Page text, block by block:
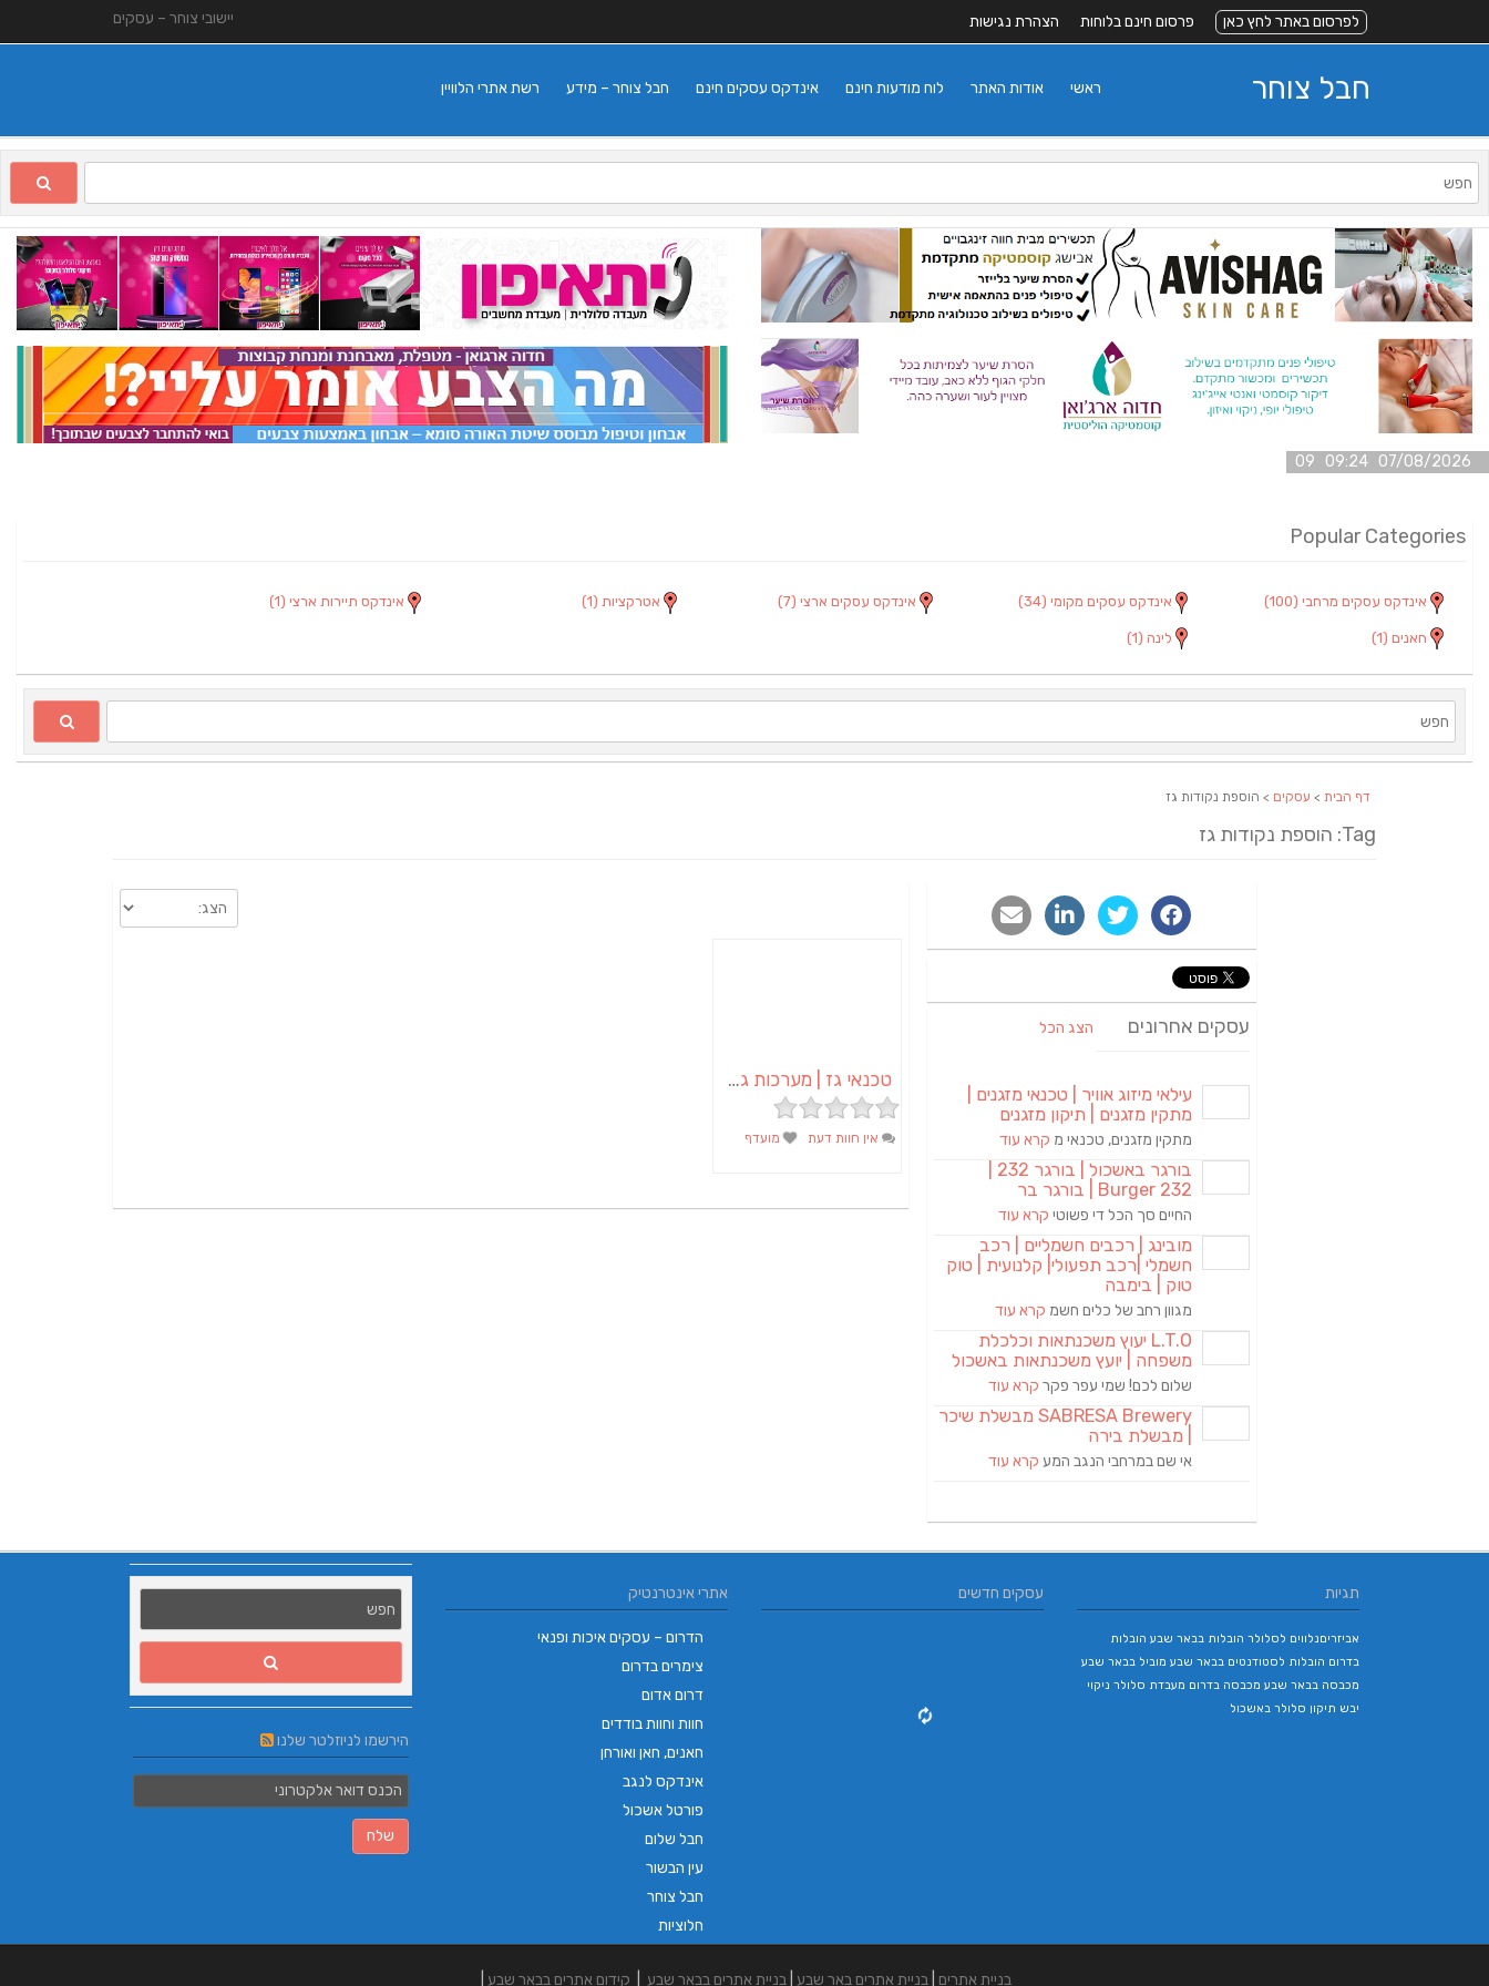
יישובי צוחר – עסקים לפרסום באתר לחץ כאן פרסום חינם בלוחות הצהרת נגישות
חבל צוחר רשת אתרי הלוויין חבל צוחר – מידע אינדקס עסקים חינם לוח מודעות חינם אודות האתר ראשי
07/08/2026 09:24 09
Popular Categories
אינדקס עסקים מרחבי (100) אינדקס עסקים מקומי (34) אינדקס עסקים ארצי (7) אטרקציות (1) אינדקס תיירות ארצי (1)
חאנים (1) לינה (1)
דף הבית > עסקים > הוספת נקודות גז
Tag: הוספת נקודות גז
טכנאי גז | מערכות גז | שירות לכיריים
אין חוות דעת מועדף
עסקים אחרונים הצג הכל
עילאי מיזוג אוויר | טכנאי מזגנים |
מתקין מזגנים | תיקון מזגנים
מתקין מזגנים, טכנאי מ קרא עוד
Burger 232 | בורגר בר
החיים סך הכל די פשוטי קרא עוד
מובינג | רכבים חשמליים | רכב
חשמלי |רכב תפעולי| קלנועית | טוק
טוק | בימבה
מגוון רחב של כלים חשמ קרא עוד
L.T.O יעוץ משכנתאות וכלכלת
משפחה | יועץ משכנתאות באשכול
שלום לכם! שמי עפר פקר קרא עוד
SABRESA Brewery מבשלת שיכר
| מבשלת בירה
אי שם במרחבי הנגב המע קרא עוד
הירשמו לניוזלטר שלנו
אתרי אינטרנטיק
הדרום – עסקים איכות ופנאי
צימרים בדרום
דרום אדום
חוות וחוות בודדים
חאנים, חאן ואורחן
אינדקס לנגב
פורטל אשכול
חבל שלום
עין הבשור
חבל צוחר
חלוציות
עסקים חדשים תגיות
אביזריםנלווים לסלולר הובלות בבאר שבע הובלות
בדרום הובלות לסטודנטים בבאר שבע מוביל בבאר שבע
מכבסה בבאר שבע מכבסה בדרום מעבדת סלולר ניקוי
יבש תיקון סלולר באשכול
בניית אתרים בניית אתרים באר שבע בניית אתרים בבאר שבע קידום אתרים בבאר שבע